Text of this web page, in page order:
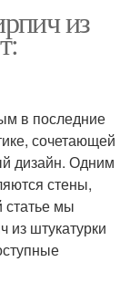
из
в последние
сочетающей
дизайн. Одним
стены,
статье мы
из штукатурки